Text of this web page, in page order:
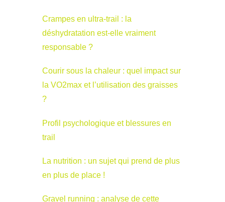
Crampes en ultra-trail : la
déshydratation est-elle vraiment
responsable ?
Courir sous la chaleur : quel impact sur
la VO2max et l’utilisation des graisses
?
Profil psychologique et blessures en
trail
La nutrition : un sujet qui prend de plus
en plus de place !
Gravel running : analyse de cette